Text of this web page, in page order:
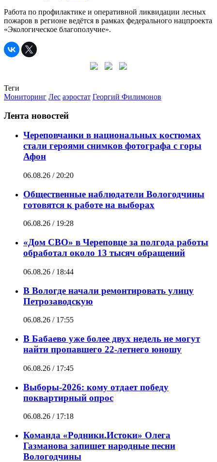
Работа по профилактике и оперативной ликвидации лесных
пожаров в регионе ведётся в рамках федерального нацпроекта
«Экологическое благополучие».
Теги
Мониторинг Лес аэростат Георгий Филимонов
Лента новостей
Череповчанки в национальных костюмах
стали героями снимков фотографа с горы
Афон
06.08.26 / 20:20
Общественные наблюдатели Вологодчины
готовятся к работе на выборах
06.08.26 / 19:28
«Дом СВО» в Череповце за полгода работы
обработал около 13 тысяч обращений
06.08.26 / 18:44
В Вологде начали ремонтировать улицу
Петрозаводскую
06.08.26 / 17:55
В Бабаево уже более двух недель не могут
найти пропавшего 22-летнего юношу
06.08.26 / 17:45
Выборы-2026: кому отдает победу
поквартирный опрос
06.08.26 / 17:18
Команда «Родники.Истоки» Олега
Газманова запишет народные песни
Вологодчины